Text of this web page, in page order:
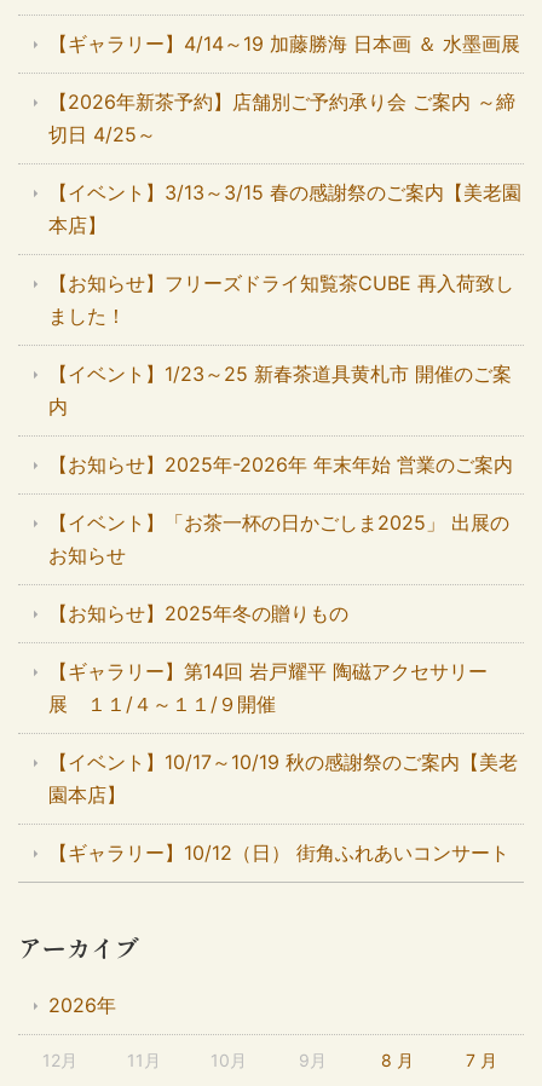
【ギャラリー】4/14～19 加藤勝海 日本画 ＆ 水墨画展
【2026年新茶予約】店舗別ご予約承り会 ご案内 ～締
切日 4/25～
【イベント】3/13～3/15 春の感謝祭のご案内【美老園
本店】
【お知らせ】フリーズドライ知覧茶CUBE 再入荷致し
ました！
【イベント】1/23～25 新春茶道具黄札市 開催のご案
内
【お知らせ】2025年-2026年 年末年始 営業のご案内
【イベント】「お茶一杯の日かごしま2025」 出展の
お知らせ
【お知らせ】2025年冬の贈りもの
【ギャラリー】第14回 岩戸耀平 陶磁アクセサリー
展 １１/４～１１/９開催
【イベント】10/17～10/19 秋の感謝祭のご案内【美老
園本店】
【ギャラリー】10/12（日） 街角ふれあいコンサート
アーカイブ
2026年
12月 11月 10月 9月 8 月 7 月